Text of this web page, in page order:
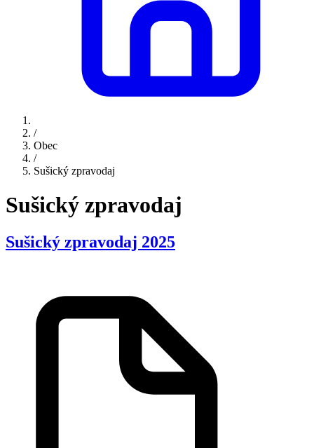
/
Obec
/
Sušický zpravodaj
Sušický zpravodaj
Sušický zpravodaj 2025